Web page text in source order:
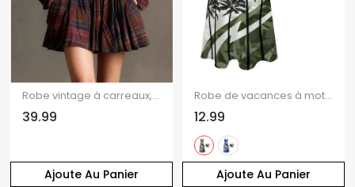
Ajoute Au Panier
Robe vintage à carreaux, boutonnée sur le devant, poche, manches longues, ceinture
39.99
Ajoute Au Panier
Robe de vacances à motif cocotier et bretelles spaghetti colorées
12.99